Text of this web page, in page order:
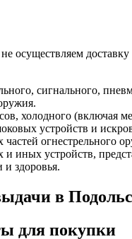
осуществляем
сигнального,
холодного (включая
устройств и
огнестрельного
иных устройств,
и здоровья.
в
для покупки